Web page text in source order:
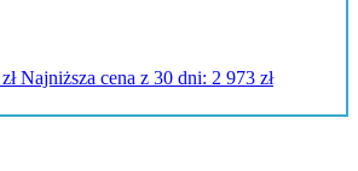
złNajniższa cena z 30 dni: 2 973 zł